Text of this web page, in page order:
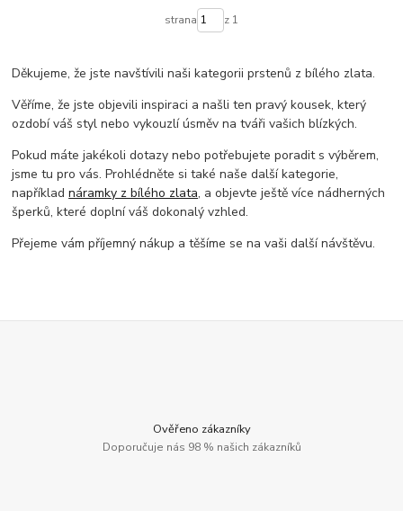
strana z 1
Děkujeme, že jste navštívili naši kategorii prstenů z bílého zlata.
Věříme, že jste objevili inspiraci a našli ten pravý kousek, který
ozdobí váš styl nebo vykouzlí úsměv na tváři vašich blízkých.
Pokud máte jakékoli dotazy nebo potřebujete poradit s výběrem,
jsme tu pro vás. Prohlédněte si také naše další kategorie,
napříkladnáramky z bílého zlata, a objevte ještě více nádherných
šperků, které doplní váš dokonalý vzhled.
Přejeme vám příjemný nákup a těšíme se na vaši další návštěvu.
Ověřeno zákazníky
Doporučuje nás 98 % našich zákazníků